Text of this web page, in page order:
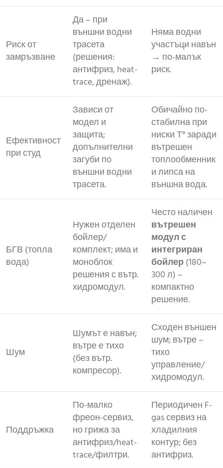
Риск от
замръзване
Да – при
външни водни
трасета
(решения:
антифриз, heat-
trace, дренаж).
Няма водни
участъци навън
→ по-малък
риск.
Ефективност
при студ
Зависи от
модел и
защита;
допълнителни
загуби по
външни водни
трасета.
Обичайно по-
стабилна при
ниски Т° заради
вътрешен
топлообменник
и липса на
външна вода.
БГВ (топла
вода)
Нужен отделен
бойлер/
комплект; има и
моноблок
решения с вътр.
хидромодул.
Често наличен
вътрешен
модул с
интегриран
бойлер(180–
300 л) –
компактно
решение.
Шум
Шумът е навън;
вътре е тихо
(без вътр.
компресор).
Сходен външен
шум; вътре –
тихо
управление/
хидромодул.
Поддръжка
По-малко
фреон-сервиз,
но грижа за
антифриз/heat-
trace/филтри.
Периодичен F-
gas сервиз на
хладилния
контур; без
антифриз.